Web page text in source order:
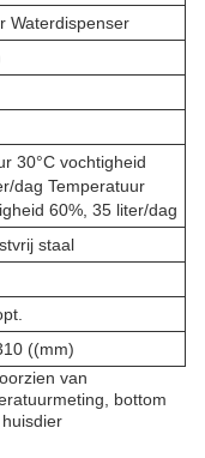
Waterdispenser
30°C vochtigheid
dag Temperatuur
60%, 35 liter/dag
staal
((mm)
van
bottom